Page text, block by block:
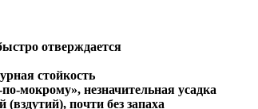
отверждается
стойкость
мокрому», незначительная усадка
(вздутий), почти без запаха